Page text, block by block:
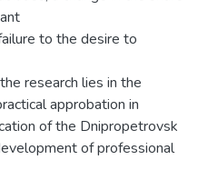
to the desire to
research lies in the
approbation in
of the Dnipropetrovsk
of professional